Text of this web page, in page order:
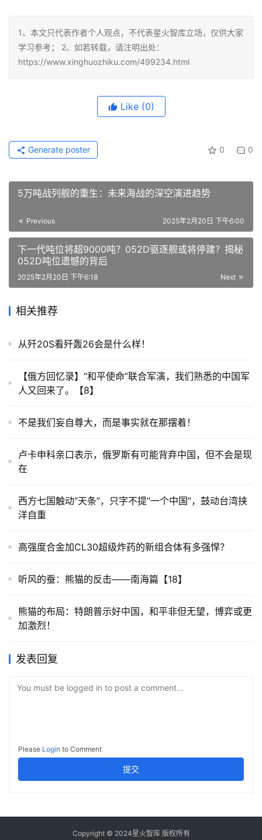
1、本文只代表作者个人观点，不代表星火智库立场，仅供大家
学习参考； 2、如若转载，请注明出处：
https://www.xinghuozhiku.com/499234.html
Like (0)
0 0
Generate poster
5万吨战列舰的重生：未来海战的深空演进趋势
Previous 2025年2月20日 下午6:00
下一代吨位将超9000吨？052D驱逐舰或将停建？揭秘
052D吨位遗憾的背后
Next
2025年2月20日 下午6:18
相关推荐
从歼20S看歼轰26会是什么样！
【俄方回忆录】“和平使命”联合军演，我们熟悉的中国军
人又回来了。【8】
​不是我们妄自尊大，而是事实就在那摆着！
卢卡申科亲口表示，俄罗斯有可能背弃中国，但不会是现
在
西方七国触动“天条”，只字不提“一个中国”，鼓动台湾挟
洋自重
高强度合金加CL30超级炸药的新组合体有多强悍？
听风的蚕：熊猫的反击——南海篇【18】
熊猫的布局：特朗普示好中国，和平非但无望，博弈或更
加激烈！
发表回复
You must be logged in to post a comment...
Please Login to Comment
提交
Copyright © 2024星火智库 版权所有